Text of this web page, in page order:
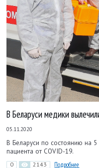
В Беларуси медики
05.11.2020
В Беларуси по состоянию на
пациента от COVID-19.
0 2143 Подробнее